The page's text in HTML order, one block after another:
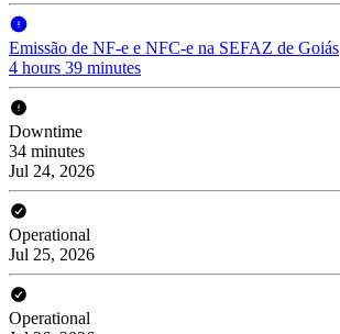
Emissão de NF-e e NFC-e na SEFAZ de Goiás
4 hours 39 minutes
Downtime
34 minutes
Jul 24, 2026
Operational
Jul 25, 2026
Operational